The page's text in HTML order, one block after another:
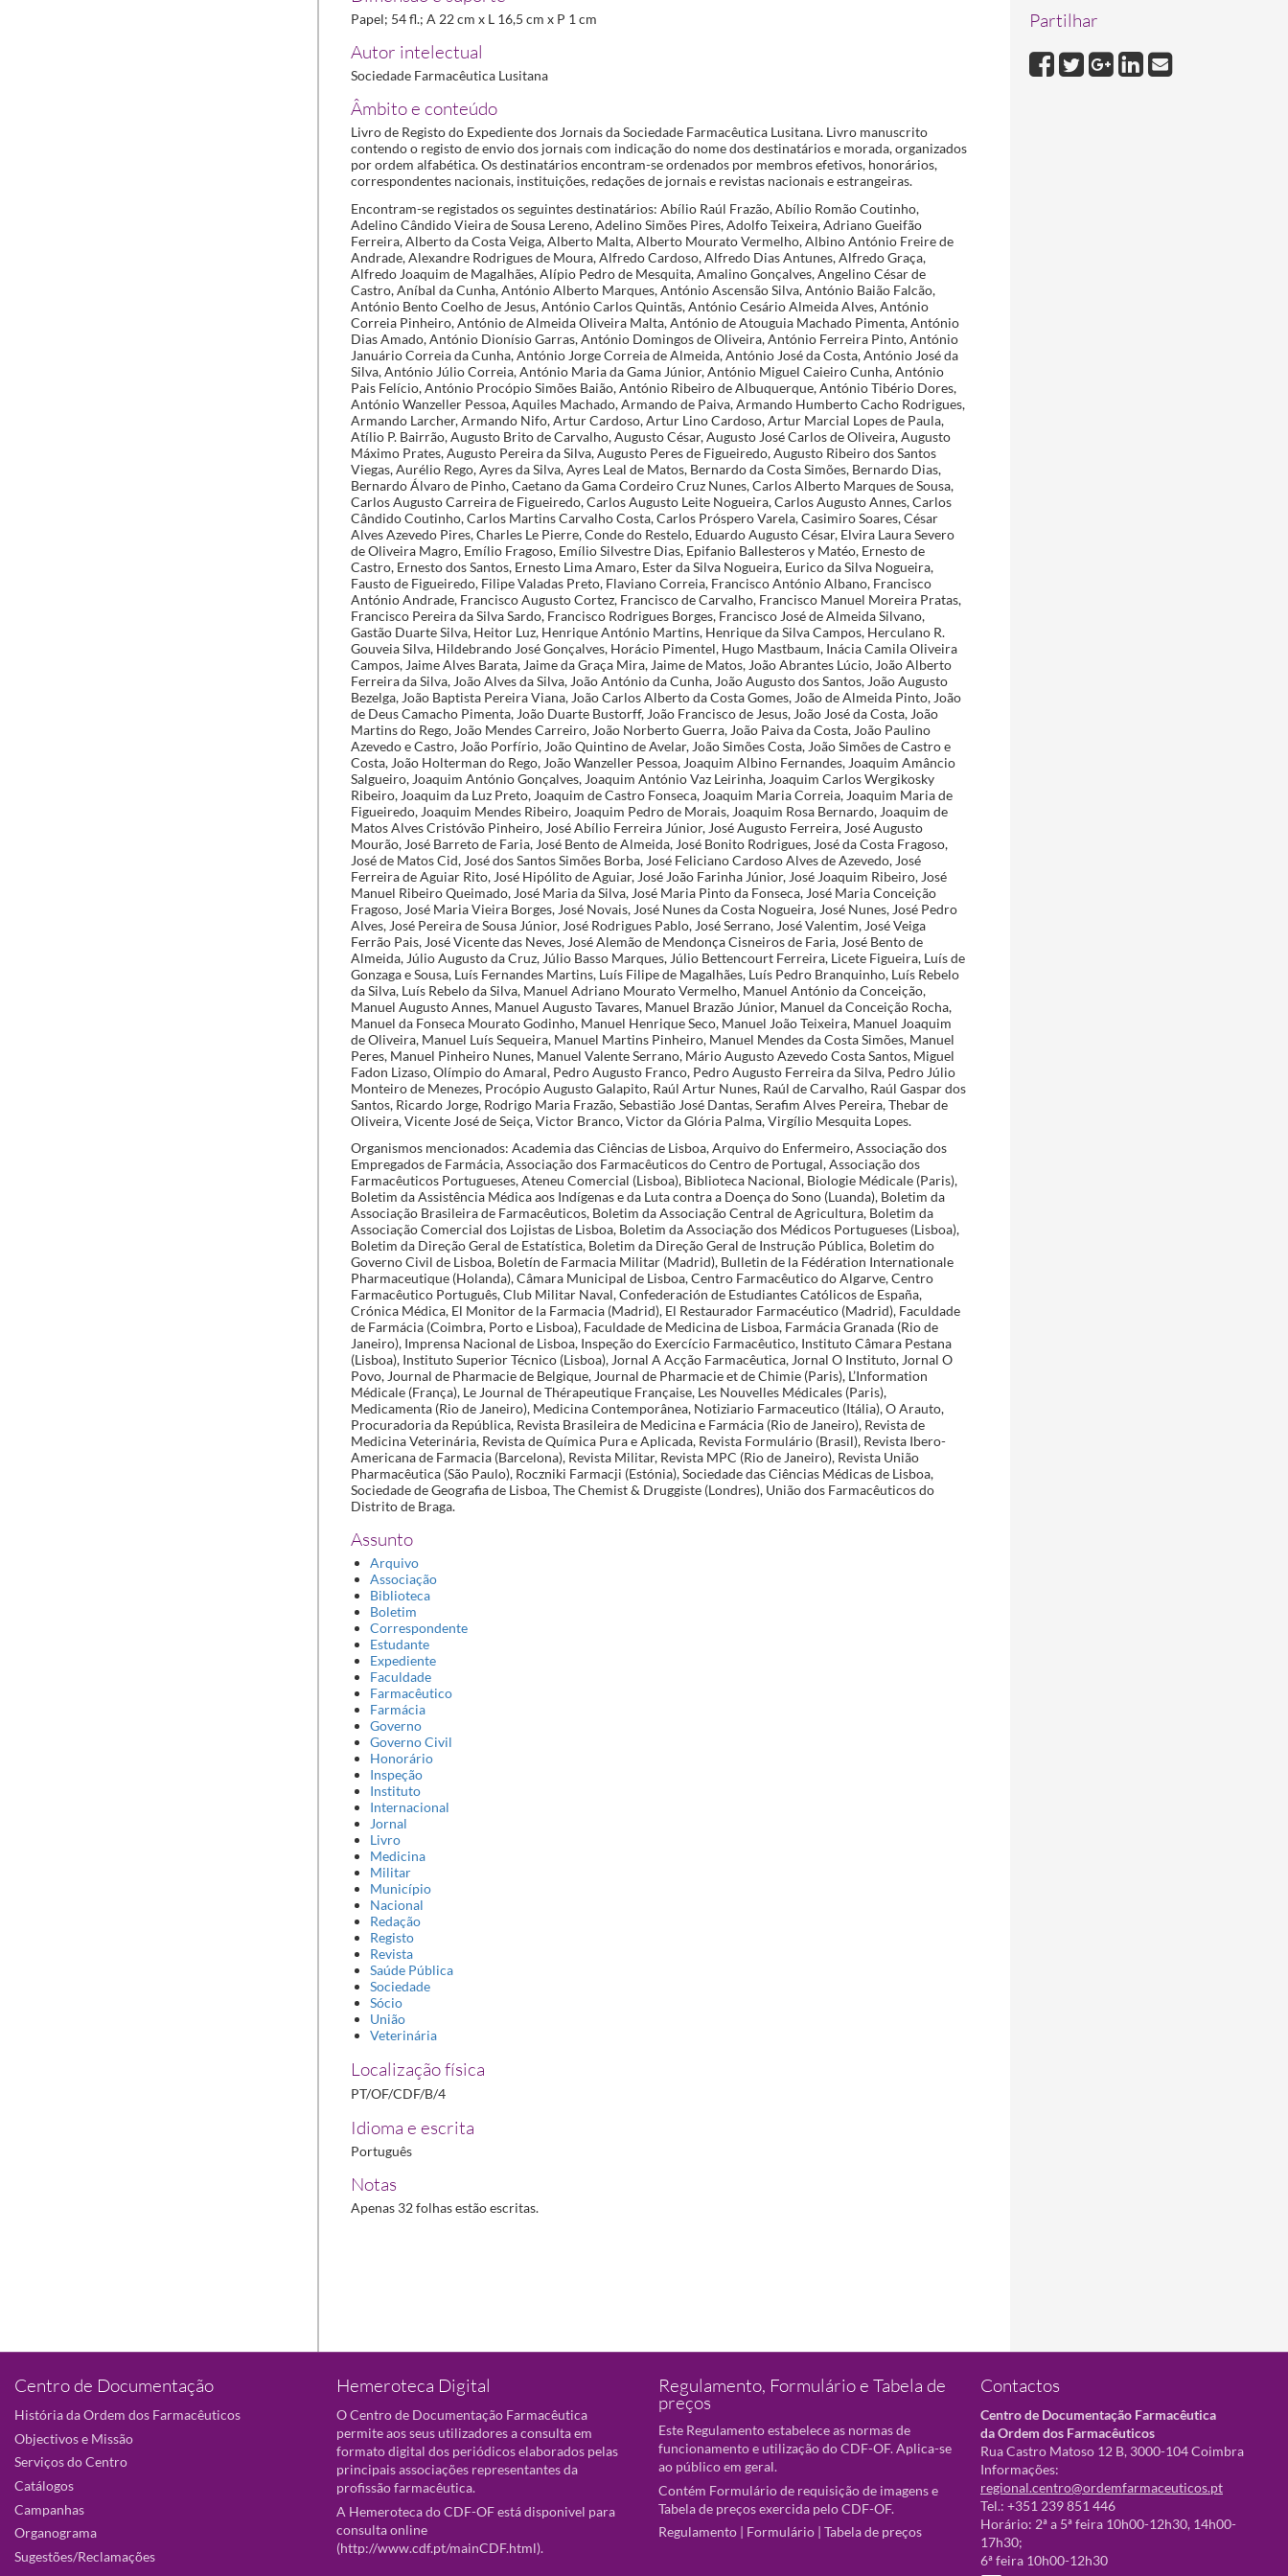
Partilhar
Papel; 54 fl.; A 22 cm x L 16,5 cm x P 1 cm
Autor intelectual
Sociedade Farmacêutica Lusitana
Âmbito e conteúdo
Livro de Registo do Expediente dos Jornais da Sociedade Farmacêutica Lusitana. Livro manuscrito
contendo o registo de envio dos jornais com indicação do nome dos destinatários e morada, organizados
por ordem alfabética. Os destinatários encontram-se ordenados por membros efetivos, honorários,
correspondentes nacionais, instituições, redações de jornais e revistas nacionais e estrangeiras.
Encontram-se registados os seguintes destinatários: Abílio Raúl Frazão, Abílio Romão Coutinho,
Adelino Cândido Vieira de Sousa Lereno, Adelino Simões Pires, Adolfo Teixeira, Adriano Gueifão
Ferreira, Alberto da Costa Veiga, Alberto Malta, Alberto Mourato Vermelho, Albino António Freire de
Andrade, Alexandre Rodrigues de Moura, Alfredo Cardoso, Alfredo Dias Antunes, Alfredo Graça,
Alfredo Joaquim de Magalhães, Alípio Pedro de Mesquita, Amalino Gonçalves, Angelino César de
Castro, Aníbal da Cunha, António Alberto Marques, António Ascensão Silva, António Baião Falcão,
António Bento Coelho de Jesus, António Carlos Quintãs, António Cesário Almeida Alves, António
Correia Pinheiro, António de Almeida Oliveira Malta, António de Atouguia Machado Pimenta, António
Dias Amado, António Dionísio Garras, António Domingos de Oliveira, António Ferreira Pinto, António
Januário Correia da Cunha, António Jorge Correia de Almeida, António José da Costa, António José da
Silva, António Júlio Correia, António Maria da Gama Júnior, António Miguel Caieiro Cunha, António
Pais Felício, António Procópio Simões Baião, António Ribeiro de Albuquerque, António Tibério Dores,
António Wanzeller Pessoa, Aquiles Machado, Armando de Paiva, Armando Humberto Cacho Rodrigues,
Armando Larcher, Armando Nifo, Artur Cardoso, Artur Lino Cardoso, Artur Marcial Lopes de Paula,
Atílio P. Bairrão, Augusto Brito de Carvalho, Augusto César, Augusto José Carlos de Oliveira, Augusto
Máximo Prates, Augusto Pereira da Silva, Augusto Peres de Figueiredo, Augusto Ribeiro dos Santos
Viegas, Aurélio Rego, Ayres da Silva, Ayres Leal de Matos, Bernardo da Costa Simões, Bernardo Dias,
Bernardo Álvaro de Pinho, Caetano da Gama Cordeiro Cruz Nunes, Carlos Alberto Marques de Sousa,
Carlos Augusto Carreira de Figueiredo, Carlos Augusto Leite Nogueira, Carlos Augusto Annes, Carlos
Cândido Coutinho, Carlos Martins Carvalho Costa, Carlos Próspero Varela, Casimiro Soares, César
Alves Azevedo Pires, Charles Le Pierre, Conde do Restelo, Eduardo Augusto César, Elvira Laura Severo
de Oliveira Magro, Emílio Fragoso, Emílio Silvestre Dias, Epifanio Ballesteros y Matéo, Ernesto de
Castro, Ernesto dos Santos, Ernesto Lima Amaro, Ester da Silva Nogueira, Eurico da Silva Nogueira,
Fausto de Figueiredo, Filipe Valadas Preto, Flaviano Correia, Francisco António Albano, Francisco
António Andrade, Francisco Augusto Cortez, Francisco de Carvalho, Francisco Manuel Moreira Pratas,
Francisco Pereira da Silva Sardo, Francisco Rodrigues Borges, Francisco José de Almeida Silvano,
Gastão Duarte Silva, Heitor Luz, Henrique António Martins, Henrique da Silva Campos, Herculano R.
Gouveia Silva, Hildebrando José Gonçalves, Horácio Pimentel, Hugo Mastbaum, Inácia Camila Oliveira
Campos, Jaime Alves Barata, Jaime da Graça Mira, Jaime de Matos, João Abrantes Lúcio, João Alberto
Ferreira da Silva, João Alves da Silva, João António da Cunha, João Augusto dos Santos, João Augusto
Bezelga, João Baptista Pereira Viana, João Carlos Alberto da Costa Gomes, João de Almeida Pinto, João
de Deus Camacho Pimenta, João Duarte Bustorff, João Francisco de Jesus, João José da Costa, João
Martins do Rego, João Mendes Carreiro, João Norberto Guerra, João Paiva da Costa, João Paulino
Azevedo e Castro, João Porfírio, João Quintino de Avelar, João Simões Costa, João Simões de Castro e
Costa, João Holterman do Rego, João Wanzeller Pessoa, Joaquim Albino Fernandes, Joaquim Amâncio
Salgueiro, Joaquim António Gonçalves, Joaquim António Vaz Leirinha, Joaquim Carlos Wergikosky
Ribeiro, Joaquim da Luz Preto, Joaquim de Castro Fonseca, Joaquim Maria Correia, Joaquim Maria de
Figueiredo, Joaquim Mendes Ribeiro, Joaquim Pedro de Morais, Joaquim Rosa Bernardo, Joaquim de
Matos Alves Cristóvão Pinheiro, José Abílio Ferreira Júnior, José Augusto Ferreira, José Augusto
Mourão, José Barreto de Faria, José Bento de Almeida, José Bonito Rodrigues, José da Costa Fragoso,
José de Matos Cid, José dos Santos Simões Borba, José Feliciano Cardoso Alves de Azevedo, José
Ferreira de Aguiar Rito, José Hipólito de Aguiar, José João Farinha Júnior, José Joaquim Ribeiro, José
Manuel Ribeiro Queimado, José Maria da Silva, José Maria Pinto da Fonseca, José Maria Conceição
Fragoso, José Maria Vieira Borges, José Novais, José Nunes da Costa Nogueira, José Nunes, José Pedro
Alves, José Pereira de Sousa Júnior, José Rodrigues Pablo, José Serrano, José Valentim, José Veiga
Ferrão Pais, José Vicente das Neves, José Alemão de Mendonça Cisneiros de Faria, José Bento de
Almeida, Júlio Augusto da Cruz, Júlio Basso Marques, Júlio Bettencourt Ferreira, Licete Figueira, Luís de
Gonzaga e Sousa, Luís Fernandes Martins, Luís Filipe de Magalhães, Luís Pedro Branquinho, Luís Rebelo
da Silva, Luís Rebelo da Silva, Manuel Adriano Mourato Vermelho, Manuel António da Conceição,
Manuel Augusto Annes, Manuel Augusto Tavares, Manuel Brazão Júnior, Manuel da Conceição Rocha,
Manuel da Fonseca Mourato Godinho, Manuel Henrique Seco, Manuel João Teixeira, Manuel Joaquim
de Oliveira, Manuel Luís Sequeira, Manuel Martins Pinheiro, Manuel Mendes da Costa Simões, Manuel
Peres, Manuel Pinheiro Nunes, Manuel Valente Serrano, Mário Augusto Azevedo Costa Santos, Miguel
Fadon Lizaso, Olímpio do Amaral, Pedro Augusto Franco, Pedro Augusto Ferreira da Silva, Pedro Júlio
Monteiro de Menezes, Procópio Augusto Galapito, Raúl Artur Nunes, Raúl de Carvalho, Raúl Gaspar dos
Santos, Ricardo Jorge, Rodrigo Maria Frazão, Sebastião José Dantas, Serafim Alves Pereira, Thebar de
Oliveira, Vicente José de Seiça, Victor Branco, Victor da Glória Palma, Virgílio Mesquita Lopes.
Organismos mencionados: Academia das Ciências de Lisboa, Arquivo do Enfermeiro, Associação dos
Empregados de Farmácia, Associação dos Farmacêuticos do Centro de Portugal, Associação dos
Farmacêuticos Portugueses, Ateneu Comercial (Lisboa), Biblioteca Nacional, Biologie Médicale (Paris),
Boletim da Assistência Médica aos Indígenas e da Luta contra a Doença do Sono (Luanda), Boletim da
Associação Brasileira de Farmacêuticos, Boletim da Associação Central de Agricultura, Boletim da
Associação Comercial dos Lojistas de Lisboa, Boletim da Associação dos Médicos Portugueses (Lisboa),
Boletim da Direção Geral de Estatística, Boletim da Direção Geral de Instrução Pública, Boletim do
Governo Civil de Lisboa, Boletín de Farmacia Militar (Madrid), Bulletin de la Fédération Internationale
Pharmaceutique (Holanda), Câmara Municipal de Lisboa, Centro Farmacêutico do Algarve, Centro
Farmacêutico Português, Club Militar Naval, Confederación de Estudiantes Católicos de España,
Crónica Médica, El Monitor de la Farmacia (Madrid), El Restaurador Farmacéutico (Madrid), Faculdade
de Farmácia (Coimbra, Porto e Lisboa), Faculdade de Medicina de Lisboa, Farmácia Granada (Rio de
Janeiro), Imprensa Nacional de Lisboa, Inspeção do Exercício Farmacêutico, Instituto Câmara Pestana
(Lisboa), Instituto Superior Técnico (Lisboa), Jornal A Acção Farmacêutica, Jornal O Instituto, Jornal O
Povo, Journal de Pharmacie de Belgique, Journal de Pharmacie et de Chimie (Paris), L’Information
Médicale (França), Le Journal de Thérapeutique Française, Les Nouvelles Médicales (Paris),
Medicamenta (Rio de Janeiro), Medicina Contemporânea, Notiziario Farmaceutico (Itália), O Arauto,
Procuradoria da República, Revista Brasileira de Medicina e Farmácia (Rio de Janeiro), Revista de
Medicina Veterinária, Revista de Química Pura e Aplicada, Revista Formulário (Brasil), Revista Ibero-
Americana de Farmacia (Barcelona), Revista Militar, Revista MPC (Rio de Janeiro), Revista União
Pharmacêutica (São Paulo), Roczniki Farmacji (Estónia), Sociedade das Ciências Médicas de Lisboa,
Sociedade de Geografia de Lisboa, The Chemist & Druggiste (Londres), União dos Farmacêuticos do
Distrito de Braga.
Assunto
Arquivo
Associação
Biblioteca
Boletim
Correspondente
Estudante
Expediente
Faculdade
Farmacêutico
Farmácia
Governo
Governo Civil
Honorário
Inspeção
Instituto
Internacional
Jornal
Livro
Medicina
Militar
Município
Nacional
Redação
Registo
Revista
Saúde Pública
Sociedade
Sócio
União
Veterinária
Localização física
PT/OF/CDF/B/4
Idioma e escrita
Português
Notas
Apenas 32 folhas estão escritas.
Centro de Documentação
História da Ordem dos Farmacêuticos
Objectivos e Missão
Serviços do Centro
Catálogos
Campanhas
Organograma
Sugestões/Reclamações
Hemeroteca Digital
O Centro de Documentação Farmacêutica
permite aos seus utilizadores a consulta em
formato digital dos periódicos elaborados pelas
principais associações representantes da
profissão farmacêutica.
A Hemeroteca do CDF-OF está disponivel para
consulta online
(http://www.cdf.pt/mainCDF.html).
Regulamento, Formulário e Tabela de
preços
Este Regulamento estabelece as normas de
funcionamento e utilização do CDF-OF. Aplica-se
ao público em geral.
Contém Formulário de requisição de imagens e
Tabela de preços exercida pelo CDF-OF.
Regulamento | Formulário | Tabela de preços
Contactos
Centro de Documentação Farmacêutica
da Ordem dos Farmacêuticos
Rua Castro Matoso 12 B, 3000-104 Coimbra
Informações:
regional.centro@ordemfarmaceuticos.pt
Tel.: +351 239 851 446
Horário: 2ª a 5ª feira 10h00-12h30, 14h00-
17h30;
6ª feira 10h00-12h30